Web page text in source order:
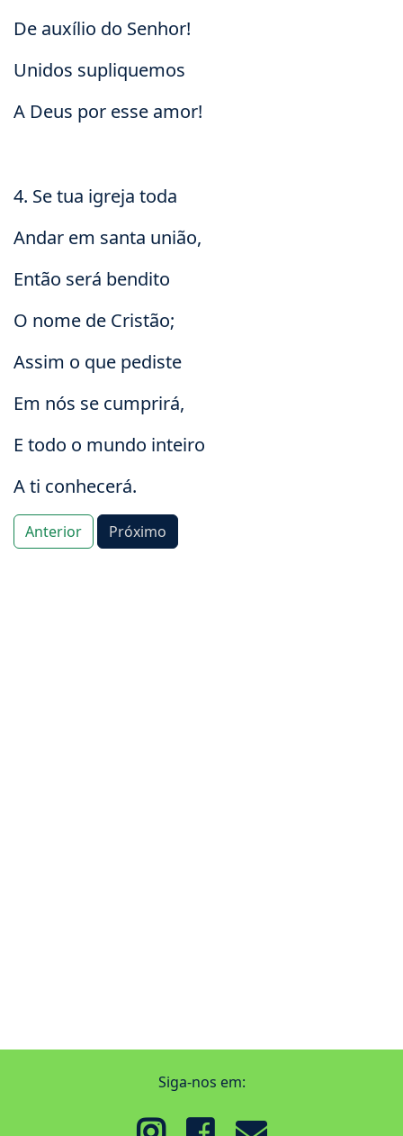
De auxílio do Senhor!
Unidos supliquemos
A Deus por esse amor!
4. Se tua igreja toda
Andar em santa união,
Então será bendito
O nome de Cristão;
Assim o que pediste
Em nós se cumprirá,
E todo o mundo inteiro
A ti conhecerá.
Anterior Próximo
Siga-nos em: